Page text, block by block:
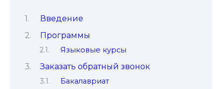
Введение
Программы
Языковые курсы
Заказать обратный звонок
Бакалавриат